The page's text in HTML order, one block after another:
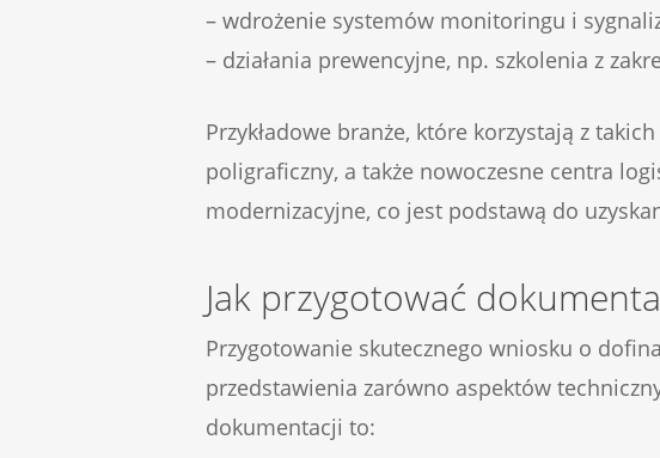
– wdrożenie systemów monitoringu i
– działania prewencyjne, np. szkolenia z
Przykładowe branże, które korzystają z
poligraficzny, a także nowoczesne centra
modernizacyjne, co jest podstawą do
Jak przygotować
Przygotowanie skutecznego wniosku o
przedstawienia zarówno aspektów
dokumentacji to: